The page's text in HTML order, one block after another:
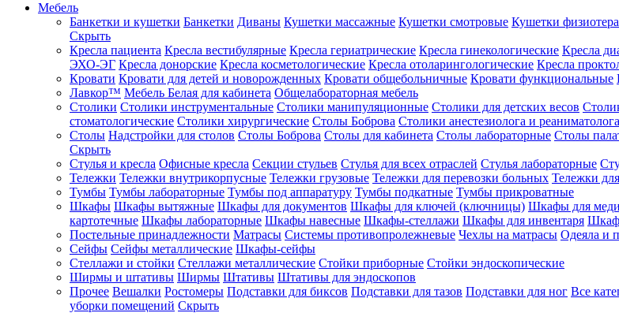
Мебель
Банкетки и кушетки Банкетки Диваны Кушетки массажные Кушетки смотровые Кушетки
Скрыть
Кресла пациента Кресла вестибулярные Кресла гериатрические Кресла гинекологические Кресла
ЭХО-ЭГ Кресла донорские Кресла косметологические Кресла отоларингологические Кресла
Кровати Кровати для детей и новорожденных Кровати общебольничные Кровати функциональные
Лавкор™ Мебель Белая для кабинета Общелабораторная мебель
Столики Столики инструментальные Столики манипуляционные Столики для детских весов
стоматологические Столики хирургические Столы Боброва Столики анестезиолога и реаниматолога
Столы Надстройки для столов Столы Боброва Столы для кабинета Столы лабораторные Столы
Скрыть
Стулья и кресла Офисные кресла Секции стульев Стулья для всех отраслей Стулья лабораторные
Тележки Тележки внутрикорпусные Тележки грузовые Тележки для перевозки больных Тележки
Тумбы Тумбы лабораторные Тумбы под аппаратуру Тумбы подкатные Тумбы прикроватные
Шкафы Шкафы вытяжные Шкафы для документов Шкафы для ключей (ключницы) Шкафы для
картотечные Шкафы лабораторные Шкафы навесные Шкафы-стеллажи Шкафы для инвентаря
Постельные принадлежности Матрасы Системы противопролежневые Чехлы на матрасы Одеяла и
Сейфы Сейфы металлические Шкафы-сейфы
Стеллажи и стойки Стеллажи металлические Стойки приборные Стойки эндоскопические
Ширмы и штативы Ширмы Штативы Штативы для эндоскопов
Прочее Вешалки Ростомеры Подставки для биксов Подставки для тазов Подставки для ног Все
уборки помещений Скрыть